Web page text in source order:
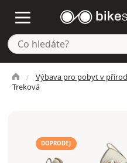
Výbava pro pobyt v
Treková
DOPRODEJ